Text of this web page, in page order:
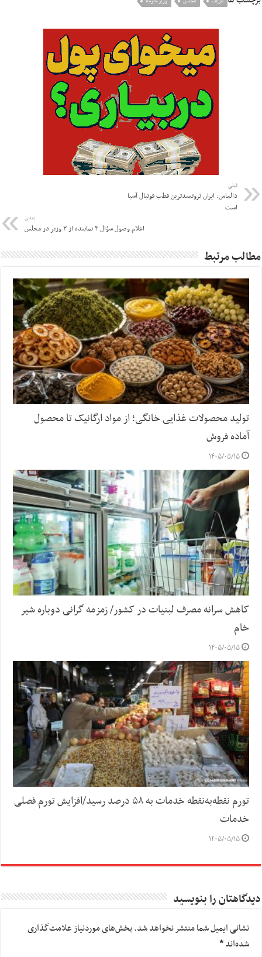
قبلی
دالماس: ایران ثروتمندترین قطب فوتبال آسیا
است
بعدی
اعلام وصول سؤال ۴ نماینده از ۳ وزیر در مجلس
مطالب مرتبط
تولید محصولات غذایی خانگی؛ از مواد ارگانیک تا محصول
آماده فروش
۱۴۰۵/۰۵/۱۵
کاهش سرانه مصرف لبنیات در کشور/ زمزمه گرانی دوباره شیر
خام
۱۴۰۵/۰۵/۱۵
تورم نقطه‌به‌نقطه خدمات به ۵۸ درصد رسید/افزایش تورم فصلی
خدمات
۱۴۰۵/۰۵/۱۵
دیدگاهتان را بنویسید
نشانی ایمیل شما منتشر نخواهد شد.بخش‌های موردنیاز علامت‌گذاری
شده‌اند*